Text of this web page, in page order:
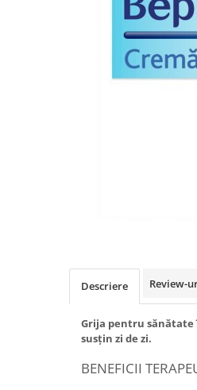
Produse antiparazitare
Igiena intima
Produse anti-insecte
Protectie solara
Altele-Produse pentru ingrijire si
Descriere Review-
Grija pentru
susțin zi de zi.
BENEFICII